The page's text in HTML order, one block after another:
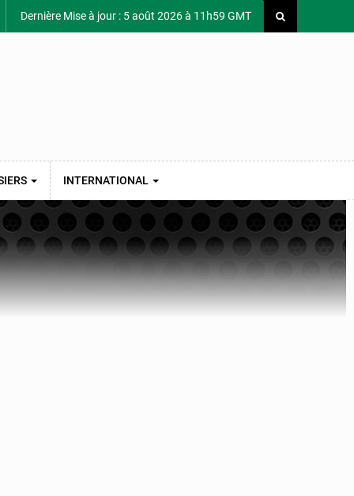
Dernière Mise à jour : 5 août 2026 à 11h59 GMT
INTERNATIONAL